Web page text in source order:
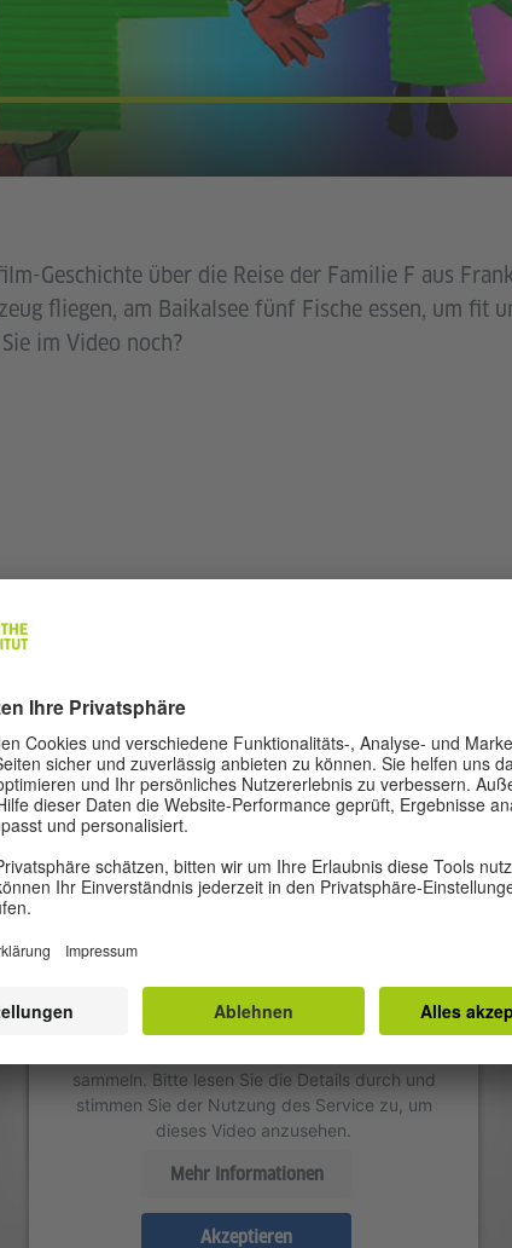
Geschichte über die Reise der Familie F aus
fliegen, am Baikalsee fünf Fische essen, um fit
im Video noch?
Lehrerin – Potapowa Nina
den YouTube Video-Service zu laden!
Wir verwenden einen Service eines
Drittanbieters, um Videoinhalte einzubetten.
sammeln. Bitte lesen Sie die Details durch und
stimmen Sie der Nutzung des Service zu, um
dieses Video anzusehen.
Mehr Informationen
Akzeptieren